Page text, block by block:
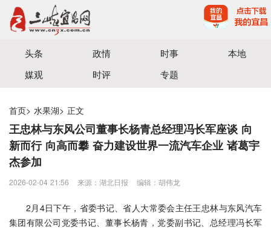
宜昌三峡融媒体中心主办
头条 政情 时事
本地
媒观
时评 专题
首页> 水果湖> 正文
王忠林与东风公司董事长杨青总经理冯长军座谈 向
新而行 向高而攀 奋力建设世界一流汽车企业 诸葛宇
杰参加
2026-02-04 21:56 来源：​湖北日报 编辑：胡伟龙
2月4日下午，省委书记、省人大常委会主任王忠林与东风汽车
集团有限公司党委书记、董事长杨青，党委副书记、总经理冯长军